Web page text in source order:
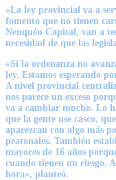
«La ley provincial va a
fomento que no tienen
Neuquén Capital, van a
necesidad de que las
«Si la ordenanza no
ley. Estamos esperando
A nivel provincial
nos parece un exceso
va a cambiar mucho. Lo
que la gente use casco,
aparezcan con algo más
peatonales. También
mayores de 16 años
cuando tienen un riesgo.
hora», planteó.